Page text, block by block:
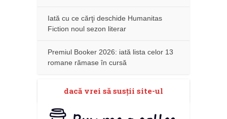
Iată cu ce cărţi deschide Humanitas
Fiction noul sezon literar
Premiul Booker 2026: iată lista celor 13
romane rămase în cursă
dacă vrei să susţii site-ul